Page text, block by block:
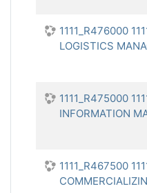
1111_R476000
LOGISTICS
1111_R475000
INFORMATION
1111_R467500